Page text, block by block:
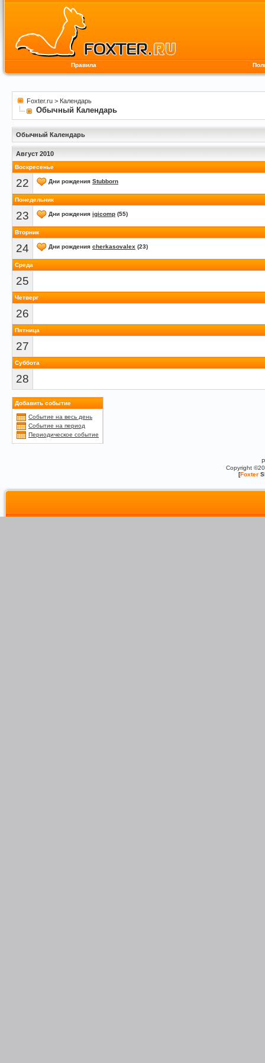
Правила
Foxter.ru > Календарь
Обычный Календарь
Обычный Календарь
Август 2010
Воскресенье
22 Дни рождения Stubborn
Понедельник
23 Дни рождения igicomp (55)
Вторник
24 Дни рождения сherkasovalex (23)
Среда
25
Четверг
26
Пятница
27
Суббота
28
Добавить событие
Событие на весь день
Событие на период
Периодическое событие
Copyright
[Foxter